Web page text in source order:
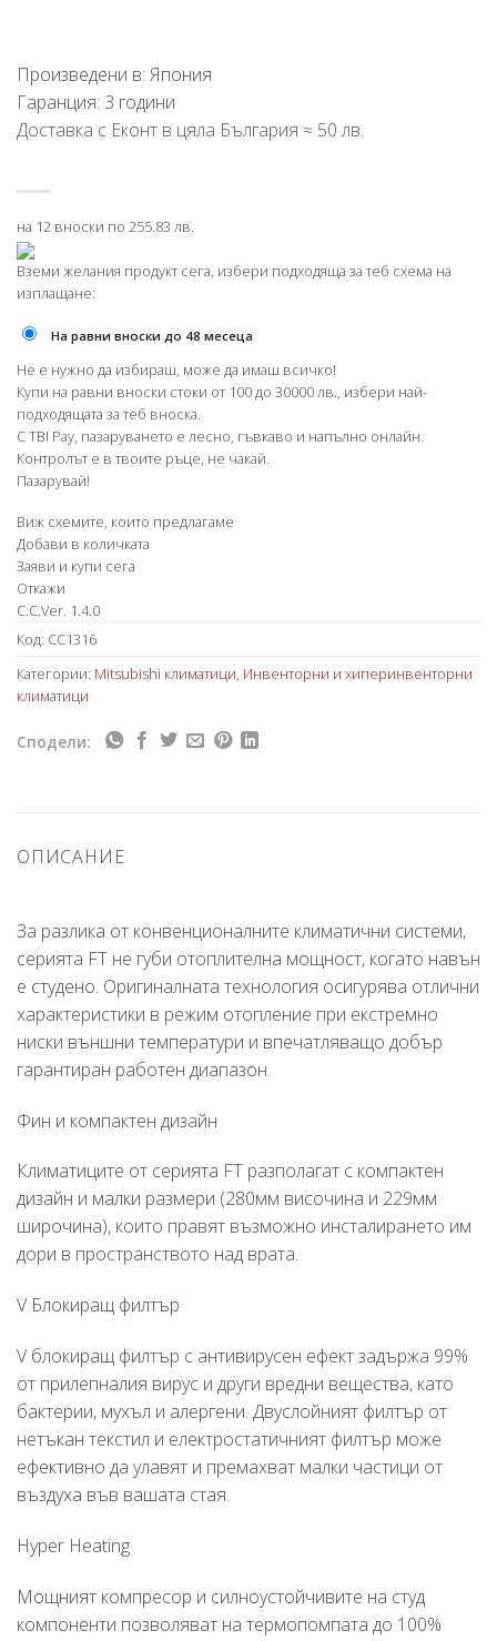
Произведени в: Япония
Гаранция: 3 години
Доставка с Еконт в цяла България ≈ 50 лв.
на 12 вноски по 255.83 лв.
Вземи желания продукт сега, избери подходяща за теб схема на
изплащане:
На равни вноски до 48 месеца
Не е нужно да избираш, може да имаш всичко!
Купи на равни вноски стоки от 100 до 30000 лв., избери най-
подходящата за теб вноска.
С TBI Pay, пазаруването е лесно, гъвкаво и напълно онлайн.
Контролът е в твоите ръце, не чакай.
Пазарувай!
Виж схемите, които предлагаме
Добави в количката
Заяви и купи сега
Откажи
C.C.Ver. 1.4.0
Код: CC1316
Категории: Mitsubishi климатици, Инвенторни и хиперинвенторни
климатици
Сподели:
ОПИСАНИЕ
За разлика от конвенционалните климатични системи,
серията FT не губи отоплителна мощност, когато навън
е студено. Оригиналната технология осигурява отлични
характеристики в режим отопление при екстремно
ниски външни температури и впечатляващо добър
гарантиран работен диапазон.
Фин и компактен дизайн
Климатиците от серията FT разполагат с компактен
дизайн и малки размери (280мм височина и 229мм
широчина), които правят възможно инсталирането им
дори в пространството над врата.
V Блокиращ филтър
V блокиращ филтър с антивирусен ефект задържа 99%
от прилепналия вирус и други вредни вещества, като
бактерии, мухъл и алергени. Двуслойният филтър от
нетъкан текстил и електростатичният филтър може
ефективно да улавят и премахват малки частици от
въздуха във вашата стая.
Hyper Heating
Мощният компресор и силноустойчивите на студ
компоненти позволяват на термопомпата до 100%